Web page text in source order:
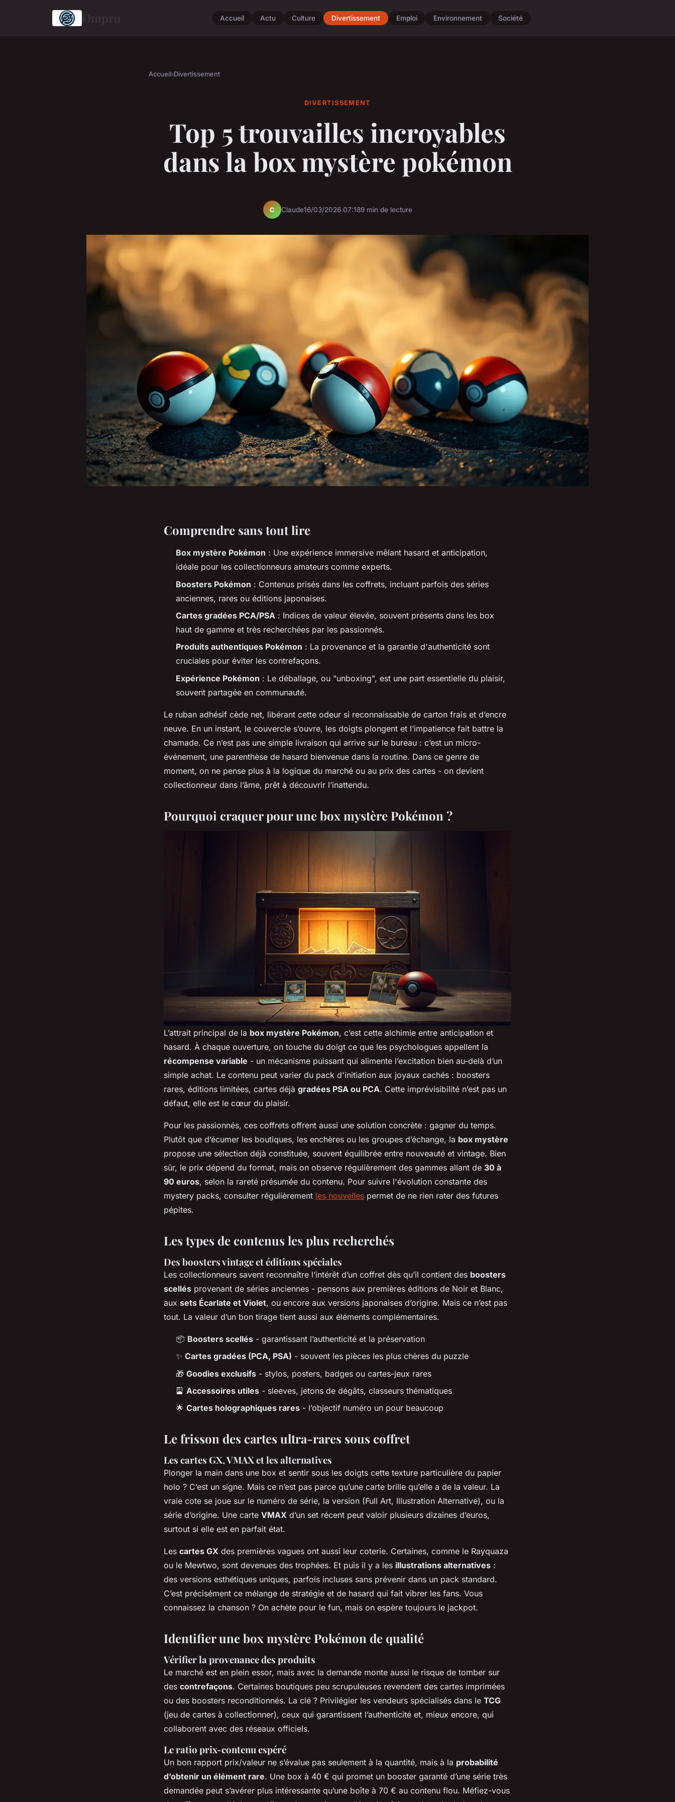
Accueil Actu Culture Divertissement Emploi Environnement Société
Accueil›Divertissement
DIVERTISSEMENT
Top 5 trouvailles incroyables
dans la box mystère pokémon
C Claude16/03/2026 07:189 min de lecture
Comprendre sans tout lire
Box mystère Pokémon : Une expérience immersive mêlant hasard et anticipation,
idéale pour les collectionneurs amateurs comme experts.
Boosters Pokémon : Contenus prisés dans les coffrets, incluant parfois des séries
anciennes, rares ou éditions japonaises.
Cartes gradées PCA/PSA : Indices de valeur élevée, souvent présents dans les box
haut de gamme et très recherchées par les passionnés.
Produits authentiques Pokémon : La provenance et la garantie d'authenticité sont
cruciales pour éviter les contrefaçons.
Expérience Pokémon : Le déballage, ou "unboxing", est une part essentielle du plaisir,
souvent partagée en communauté.
Le ruban adhésif cède net, libérant cette odeur si reconnaissable de carton frais et d’encre
neuve. En un instant, le couvercle s’ouvre, les doigts plongent et l’impatience fait battre la
chamade. Ce n’est pas une simple livraison qui arrive sur le bureau : c’est un micro-
événement, une parenthèse de hasard bienvenue dans la routine. Dans ce genre de
moment, on ne pense plus à la logique du marché ou au prix des cartes - on devient
collectionneur dans l’âme, prêt à découvrir l’inattendu.
Pourquoi craquer pour une box mystère Pokémon ?
L’attrait principal de la box mystère Pokémon, c’est cette alchimie entre anticipation et
hasard. À chaque ouverture, on touche du doigt ce que les psychologues appellent la
récompense variable - un mécanisme puissant qui alimente l’excitation bien au-delà d’un
simple achat. Le contenu peut varier du pack d'initiation aux joyaux cachés : boosters
rares, éditions limitées, cartes déjà gradées PSA ou PCA. Cette imprévisibilité n’est pas un
défaut, elle est le cœur du plaisir.
Pour les passionnés, ces coffrets offrent aussi une solution concrète : gagner du temps.
Plutôt que d’écumer les boutiques, les enchères ou les groupes d’échange, la box mystère
propose une sélection déjà constituée, souvent équilibrée entre nouveauté et vintage. Bien
sûr, le prix dépend du format, mais on observe régulièrement des gammes allant de 30 à
90 euros, selon la rareté présumée du contenu. Pour suivre l'évolution constante des
mystery packs, consulter régulièrement les nouvelles permet de ne rien rater des futures
pépites.
Les types de contenus les plus recherchés
Des boosters vintage et éditions spéciales
Les collectionneurs savent reconnaître l’intérêt d’un coffret dès qu’il contient des boosters
scellés provenant de séries anciennes - pensons aux premières éditions de Noir et Blanc,
aux sets Écarlate et Violet, ou encore aux versions japonaises d’origine. Mais ce n’est pas
tout. La valeur d’un bon tirage tient aussi aux éléments complémentaires.
📦 Boosters scellés - garantissant l’authenticité et la préservation
✨ Cartes gradées (PCA, PSA) - souvent les pièces les plus chères du puzzle
🎁 Goodies exclusifs - stylos, posters, badges ou cartes-jeux rares
🎴 Accessoires utiles - sleeves, jetons de dégâts, classeurs thématiques
🌟 Cartes holographiques rares - l’objectif numéro un pour beaucoup
Le frisson des cartes ultra-rares sous coffret
Les cartes GX, VMAX et les alternatives
Plonger la main dans une box et sentir sous les doigts cette texture particulière du papier
holo ? C’est un signe. Mais ce n’est pas parce qu’une carte brille qu’elle a de la valeur. La
vraie cote se joue sur le numéro de série, la version (Full Art, Illustration Alternative), ou la
série d’origine. Une carte VMAX d’un set récent peut valoir plusieurs dizaines d’euros,
surtout si elle est en parfait état.
Les cartes GX des premières vagues ont aussi leur coterie. Certaines, comme le Rayquaza
ou le Mewtwo, sont devenues des trophées. Et puis il y a les illustrations alternatives :
des versions esthétiques uniques, parfois incluses sans prévenir dans un pack standard.
C’est précisément ce mélange de stratégie et de hasard qui fait vibrer les fans. Vous
connaissez la chanson ? On achète pour le fun, mais on espère toujours le jackpot.
Identifier une box mystère Pokémon de qualité
Vérifier la provenance des produits
Le marché est en plein essor, mais avec la demande monte aussi le risque de tomber sur
des contrefaçons. Certaines boutiques peu scrupuleuses revendent des cartes imprimées
ou des boosters reconditionnés. La clé ? Privilégier les vendeurs spécialisés dans le TCG
(jeu de cartes à collectionner), ceux qui garantissent l’authenticité et, mieux encore, qui
collaborent avec des réseaux officiels.
Le ratio prix-contenu espéré
Un bon rapport prix/valeur ne s’évalue pas seulement à la quantité, mais à la probabilité
d’obtenir un élément rare. Une box à 40 € qui promet un booster garanté d’une série très
demandée peut s’avérer plus intéressante qu’une boîte à 70 € au contenu flou. Méfiez-vous